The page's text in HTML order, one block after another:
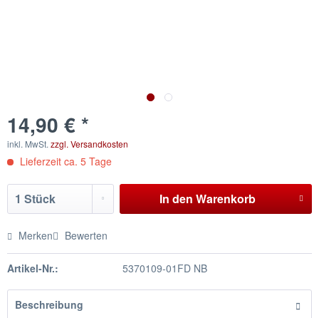
14,90 € *
inkl. MwSt. zzgl. Versandkosten
Lieferzeit ca. 5 Tage
In den Warenkorb
Merken Bewerten
Artikel-Nr.: 5370109-01FD NB
Beschreibung